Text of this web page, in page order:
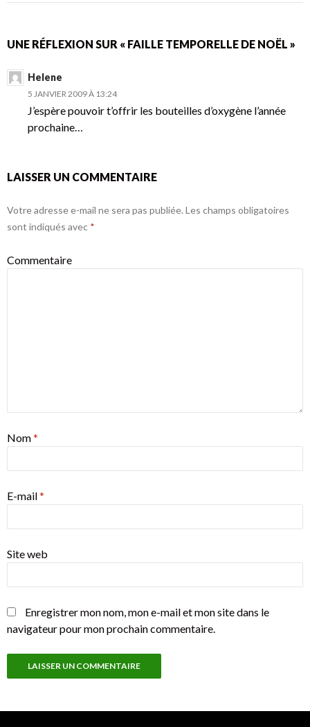
UNE RÉFLEXION SUR « FAILLE TEMPORELLE DE NOËL »
Helene
5 JANVIER 2009 À 13:24
J’espère pouvoir t’offrir les bouteilles d’oxygène l’année
prochaine…
LAISSER UN COMMENTAIRE
Votre adresse e-mail ne sera pas publiée. Les champs obligatoires
sont indiqués avec *
Commentaire
Nom*
E-mail*
Site web
Enregistrer mon nom, mon e-mail et mon site dans le
navigateur pour mon prochain commentaire.